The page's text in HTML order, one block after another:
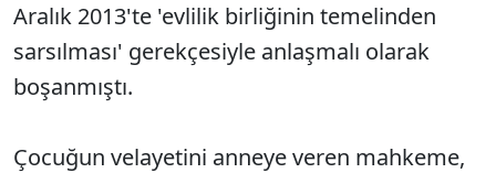
Aralık 2013'te 'evlilik birliğinin temelinden
sarsılması' gerekçesiyle anlaşmalı olarak
boşanmıştı.
Çocuğun velayetini anneye veren mahkeme,